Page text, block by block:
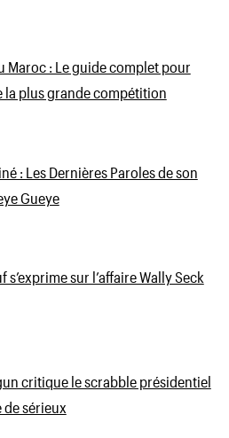
Maroc : Le guide complet pour
la plus grande compétition
: Les Dernières Paroles de son
Gueye
s’exprime sur l’affaire Wally Seck
critique le scrabble présidentiel
de sérieux